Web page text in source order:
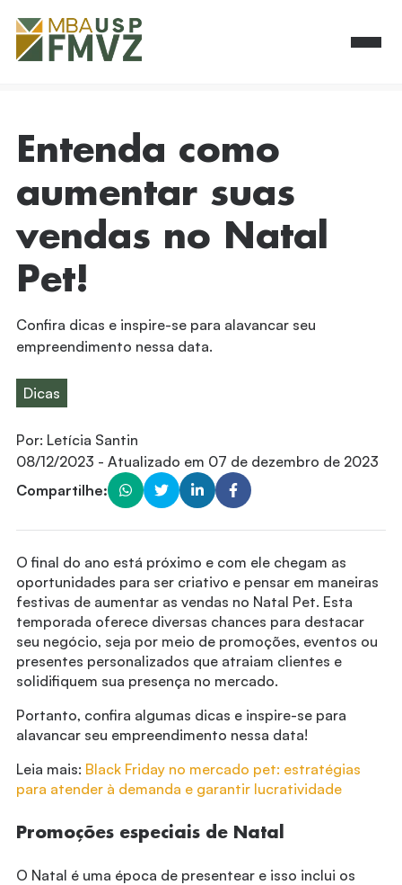
Entenda como
aumentar suas
vendas no Natal
Pet!
Confira dicas e inspire-se para alavancar seu
empreendimento nessa data.
Dicas
Por: Letícia Santin
08/12/2023 - Atualizado em 07 de dezembro de 2023
Compartilhe:
O final do ano está próximo e com ele chegam as
oportunidades para ser criativo e pensar em maneiras
festivas de aumentar as vendas no Natal Pet. Esta
temporada oferece diversas chances para destacar
seu negócio, seja por meio de promoções, eventos ou
presentes personalizados que atraiam clientes e
solidifiquem sua presença no mercado.
Portanto, confira algumas dicas e inspire-se para
alavancar seu empreendimento nessa data!
Leia mais: Black Friday no mercado pet: estratégias
para atender à demanda e garantir lucratividade
Promoções especiais de Natal
O Natal é uma época de presentear e isso inclui os